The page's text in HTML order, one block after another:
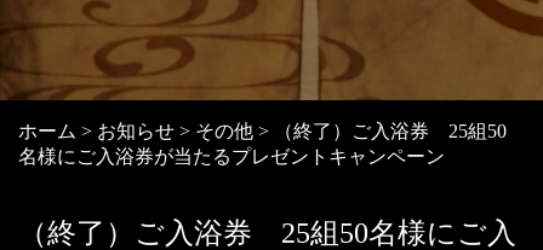
ホーム > お知らせ > その他 >
（終了）ご入浴券 25組50
名様にご入浴券が当たるプレゼントキャンペーン
（終了）ご入浴券 25組50名様にご入